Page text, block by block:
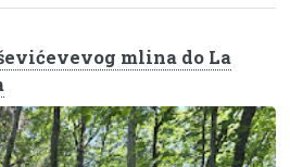
mlina do La